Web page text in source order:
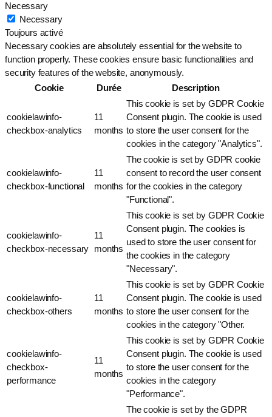
Necessary
Necessary
Toujours activé
Necessary cookies are absolutely essential for the website to
function properly. These cookies ensure basic functionalities and
security features of the website, anonymously.
Cookie
Durée Description
cookielawinfo-
checkbox-analytics
11
months
This cookie is set by GDPR Cookie
Consent plugin. The cookie is used
to store the user consent for the
cookies in the category "Analytics".
cookielawinfo-
checkbox-functional
11
months
The cookie is set by GDPR cookie
consent to record the user consent
for the cookies in the category
"Functional".
cookielawinfo-
checkbox-necessary
11
months
This cookie is set by GDPR Cookie
Consent plugin. The cookies is
used to store the user consent for
the cookies in the category
"Necessary".
cookielawinfo-
checkbox-others
11
months
This cookie is set by GDPR Cookie
Consent plugin. The cookie is used
to store the user consent for the
cookies in the category "Other.
cookielawinfo-
checkbox-
performance
11
months
This cookie is set by GDPR Cookie
Consent plugin. The cookie is used
to store the user consent for the
cookies in the category
"Performance".
The cookie is set by the GDPR